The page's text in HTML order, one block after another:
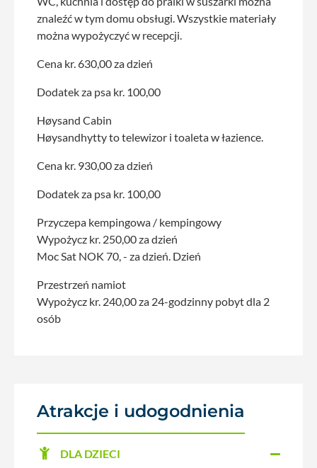
znaleźć w tym domu obsługi. Wszystkie materiały
można wypożyczyć w recepcji.
Cena kr. 630,00 za dzień
Dodatek za psa kr. 100,00
Høysand Cabin
Høysandhytty to telewizor i toaleta w łazience.
Cena kr. 930,00 za dzień
Dodatek za psa kr. 100,00
Przyczepa kempingowa / kempingowy
Wypożycz kr. 250,00 za dzień
Moc Sat NOK 70, - za dzień. Dzień
Przestrzeń namiot
Wypożycz kr. 240,00 za 24-godzinny pobyt dla 2
osób
Atrakcje i udogodnienia
DLA DZIECI